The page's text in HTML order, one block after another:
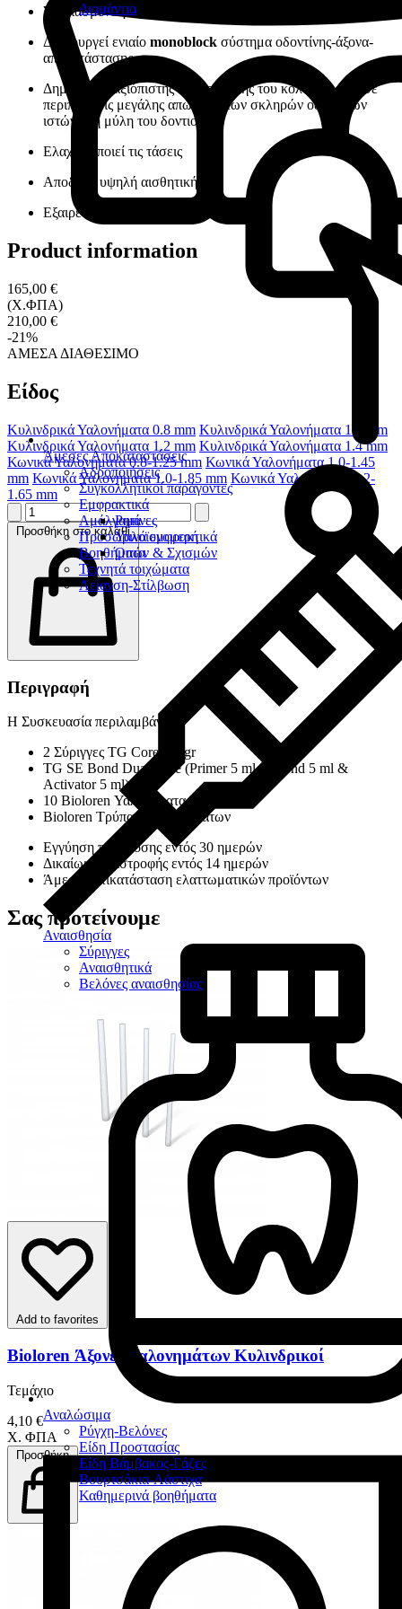
Διαμάντια
Άμεσες Αποκαταστάσεις
Αδροποιήσεις
Συγκολλητικοί παράγοντες
Εμφρακτικά
Ρητίνες
Υαλοϊονομερή
Οπών & Σχισμών
Αμάλγαμα
Προσωρινά εμφρακτικά
Βοηθήματα
Τεχνητά τοιχώματα
Λείανση-Στίλβωση
Αναισθησία
Σύριγγες
Αναισθητικά
Βελόνες αναισθησίας
Αναλώσιμα
Ρύγχη-Βελόνες
Είδη Προστασίας
Είδη Βάμβακος-Γάζες
Βουρτσάκια-Λάστιχα
Καθημερινά βοηθήματα
Σχεδιασμένo για αξιόπιστες αποκαταστάσεις
Δημιουργεί ενιαίο monoblock σύστημα οδοντίνης-άξονα-
αποκατάστασης
Δημιουργία αξιόπιστης συγκράτησης του κολοβώματος σε
περιπτώσεις μεγάλης απώλειας των σκληρών οδοντικών
ιστών στη μύλη του δοντιού
Ελαχιστοποιεί τις τάσεις
Αποδίδει υψηλή αισθητική
Εξαιρετική σταθερότητα
Product information
165,00 €
(Χ.ΦΠΑ)
210,00 €
-21%
ΑΜΕΣΑ ΔΙΑΘΕΣΙΜΟ
Είδος
Κυλινδρικά Υαλονήματα 0.8 mm Κυλινδρικά Υαλονήματα 1.0 mm
Κυλινδρικά Υαλονήματα 1.2 mm Κυλινδρικά Υαλονήματα 1.4 mm
Κωνικά Υαλονήματα 0.8-1.25 mm Κωνικά Υαλονήματα 1.0-1.45
mm Κωνικά Υαλονήματα 1.0-1.85 mm Κωνικά Υαλονήματα 1.2-
1.65 mm
Προσθήκη στο καλάθι
Περιγραφή
Η Συσκευασία περιλαμβάνει :
2 Σύριγγες TG Core x 9 gr
TG SE Bond Dual Cure (Primer 5 ml & Bond 5 ml &
Activator 5 ml)
10 Bioloren Υαλονήματα
Bioloren Τρύπανο Υαλονημάτων
Εγγύηση παράδοσης εντός 30 ημερών
Δικαίωμα επιστροφής εντός 14 ημερών
Άμεση αντικατάσταση ελαττωματικών προϊόντων
Σας προτείνουμε
Add to favorites
Bioloren Άξονες Υαλονημάτων Κυλινδρικοί
Τεμάχιο
4,10 €
Χ. ΦΠΑ
Προσθήκη